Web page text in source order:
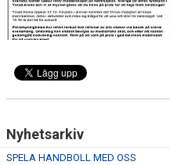
Nyhetsarkiv
SPELA HANDBOLL MED OSS